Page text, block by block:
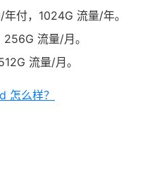
付，1024G 流量/年。
流量/月。
流量/月。
怎么样？